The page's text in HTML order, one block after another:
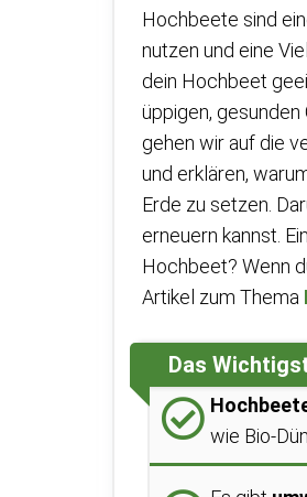
Hochbeete sind
nutzen und eine
dein Hochbeet
üppigen,
gehen wir auf die
und erklären,
Erde zu setzen.
erneuern kannst.
Hochbeet? Wenn
Artikel zum Thema
Das
wie Bio-